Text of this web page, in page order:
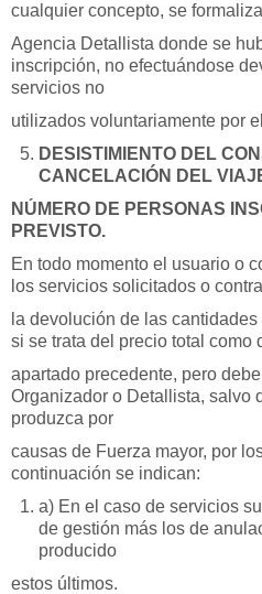
cualquier concepto, se
Agencia Detallista donde se
inscripción, no efectuándose
servicios no
utilizados voluntariamente por
DESISTIMIENTO DEL
CANCELACIÓN DEL
NÚMERO DE PERSONAS
PREVISTO.
En todo momento el usuario o
los servicios solicitados o
la devolución de las
si se trata del precio total como
apartado precedente, pero
Organizador o Detallista, salvo
produzca por
causas de Fuerza mayor, por
continuación se indican:
a) En el caso de servicios
de gestión más los de
producido
estos últimos.